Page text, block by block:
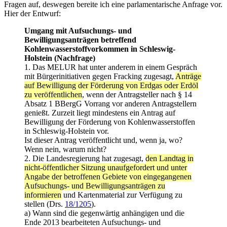
Fragen auf, deswegen bereite ich eine parlamentarische Anfrage vor.
Hier der Entwurf:
Umgang mit Aufsuchungs- und
Bewilligungsanträgen betreffend
Kohlenwasserstoffvorkommen in Schleswig-
Holstein (Nachfrage)
1. Das MELUR hat unter anderem in einem Gespräch
mit Bürgerinitiativen gegen Fracking zugesagt, Anträge
auf Bewilligung der Förderung von Erdgas oder Erdöl
zu veröffentlichen, wenn der Antragsteller nach § 14
Absatz 1 BBergG Vorrang vor anderen Antragstellern
genießt. Zurzeit liegt mindestens ein Antrag auf
Bewilligung der Förderung von Kohlenwasserstoffen
in Schleswig-Holstein vor.
Ist dieser Antrag veröffentlicht und, wenn ja, wo?
Wenn nein, warum nicht?
2. Die Landesregierung hat zugesagt, den Landtag in
nicht-öffentlicher Sitzung unaufgefordert und unter
Angabe der betroffenen Gebiete von eingegangenen
Aufsuchungs- und Bewilligungsanträgen zu
informieren und Kartenmaterial zur Verfügung zu
stellen (Drs. 18/1205).
a) Wann sind die gegenwärtig anhängigen und die
Ende 2013 bearbeiteten Aufsuchungs- und